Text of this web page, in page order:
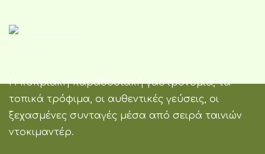
Η κυπριακή παραδοσιακή γαστρονομία, τα
τοπικά τρόφιμα, οι αυθεντικές γεύσεις, οι
ξεχασμένες συνταγές μέσα από σειρά ταινιών
ντοκιμαντέρ.